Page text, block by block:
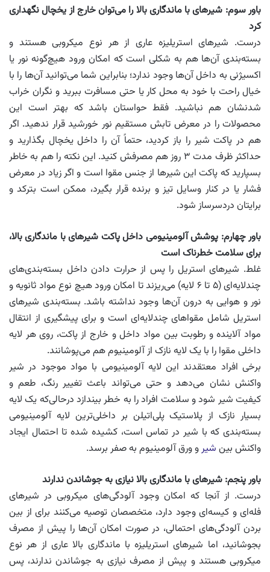
باور سوم: شیرهای با ماندگاری بالا را می‌توان خارج از یخچال نگهداری
کرد
درست. شیرهای استریلیزه عاری از هر نوع میکروبی هستند و
بسته‌بندی آن‌ها هم به شکلی است که امکان ورود هیچ‌گونه نور یا
اکسیژنی به داخل آن‌ها وجود ندارد؛ بنابراین شما می‌توانید آن‌ها را با
خیال راحت با خود به محل کار یا حتی مسافرت ببرید و نگران خراب
شدنشان هم نباشید. فقط حواستان باشد که بهتر است این
محصولات را در معرض تابش مستقیم نور خورشید قرار ندهید. اگر
هم در پاکت شیر را باز کردید، حتماً آن را داخل یخچال بگذارید و
حداکثر ظرف مدت ۳ روز هم مصرفش کنید. این نکته را هم به خاطر
بسپارید که پاکت این شیرها از جنس مقوا است و اگر زیاد در معرض
فشار یا در کنار وسایل تیز و برنده قرار بگیرد، ممکن است بترکد و
برایتان دردسرساز شود.
باور چهارم: پوشش آلومینیومی داخل پاکت شیرهای با ماندگاری بالا،
برای سلامت خطرناک است
غلط. شیرهای استریل را پس از حرارت دادن داخل بسته‌بندی‌های
چندلایه‌ای (۵ تا ۶ لایه) می‌ریزند تا امکان ورود هیچ نوع مواد ثانویه و
نور و هوایی به درون آن‌ها وجود نداشته باشد. بسته‌بندی شیرهای
استریل شامل مقواهای چندلایه‌ای است و برای پیشگیری از انتقال
مواد آلاینده و رطوبت بین مواد داخل و خارج از پاکت، روی هر لایه
داخلی مقوا را با یک لایه نازک از آلومینیوم هم می‌پوشانند.
برخی افراد معتقدند این لایه آلومینیومی با مواد موجود در شیر
واکنش نشان می‌دهد و حتی می‌تواند باعث تغییر رنگ، طعم و
کیفیت شیر شود و سلامت افراد را به خطر بیندازد درحالی‌که یک لایه
بسیار نازک از پلاستیک پلی‌اتیلن بر داخلی‌ترین لایه آلومینیومی
بسته‌بندی که با شیر در تماس است، کشیده شده تا احتمال ایجاد
واکنش بین شیرو ورق آلومینیوم به صفر برسد.
باور پنجم: شیرهای با ماندگاری بالا نیازی به جوشاندن ندارند
درست. از آنجا که امکان وجود آلودگی‌های میکروبی در شیرهای
فله‌ای و کیسه‌ای وجود دارد، متخصصان توصیه می‌کنند برای از بین
بردن آلودگی‌های احتمالی، در صورت امکان آن‌ها را پیش از مصرف
بجوشانید، اما شیرهای استریلیزه با ماندگاری بالا عاری از هر نوع
میکروبی هستند و پیش از مصرف نیازی به جوشاندن ندارند، پس